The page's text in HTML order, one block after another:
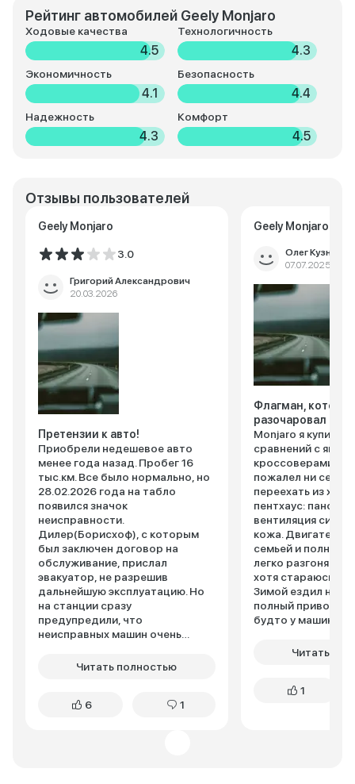
Рейтинг автомобилей Geely Monjaro
Ходовые качества
4.5
Технологичность
4.3
Экономичность
4.1
Безопасность
4.4
Надежность
4.3
Комфорт
4.5
Отзывы пользователей
Geely Monjaro
3.0
Григорий Александрович
20.03.2026
Претензии к авто!
Приобрели недешевое авто
менее года назад. Пробег 16
тыс.км. Все было нормально, но
28.02.2026 года на табло
появился значок
неисправности.
Дилер(Борисхоф), с которым
был заключен договор на
обслуживание, прислал
эвакуатор, не разрешив
дальнейшую эксплуатацию. Но
на станции сразу
предупредили, что
неисправных машин очень
дней машиной заниматься не
осмотрели. Оказалось, что
Читать полностью
6 1
Geely Monjaro
Олег Кузнецов
07.07.2025
Флагман,
разочаровал
Monjaro я купил
сравнений с
кроссоверами. И
пожалел ни
переехать из
пентхаус:
вентиляция
кожа. Двигатель
семьей и полным
легко разгоняюсь
хотя стараюсь
Зимой ездил на
полный привод
будто у машины
такого веса –
просит: «Давай
Читать
1